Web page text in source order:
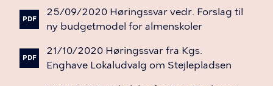
PDF
25/09/2020 Høringssvar vedr. Forslag til
ny budgetmodel for almenskoler
PDF
21/10/2020 Høringssvar fra Kgs.
Enghave Lokaludvalg om Stejlepladsen